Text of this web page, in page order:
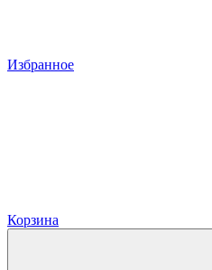
Избранное
Корзина